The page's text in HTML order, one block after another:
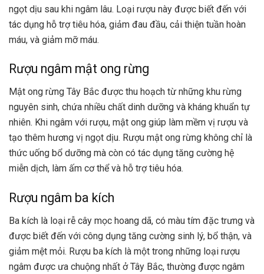
ngọt dịu sau khi ngâm lâu. Loại rượu này được biết đến với
tác dụng hỗ trợ tiêu hóa, giảm đau đầu, cải thiện tuần hoàn
máu, và giảm mỡ máu.
Rượu ngâm mật ong rừng
Mật ong rừng Tây Bắc được thu hoạch từ những khu rừng
nguyên sinh, chứa nhiều chất dinh dưỡng và kháng khuẩn tự
nhiên. Khi ngâm với rượu, mật ong giúp làm mềm vị rượu và
tạo thêm hương vị ngọt dịu. Rượu mật ong rừng không chỉ là
thức uống bổ dưỡng mà còn có tác dụng tăng cường hệ
miễn dịch, làm ấm cơ thể và hỗ trợ tiêu hóa.
Rượu ngâm ba kích
Ba kích là loại rễ cây mọc hoang dã, có màu tím đặc trưng và
được biết đến với công dụng tăng cường sinh lý, bổ thận, và
giảm mệt mỏi. Rượu ba kích là một trong những loại rượu
ngâm được ưa chuộng nhất ở Tây Bắc, thường được ngâm